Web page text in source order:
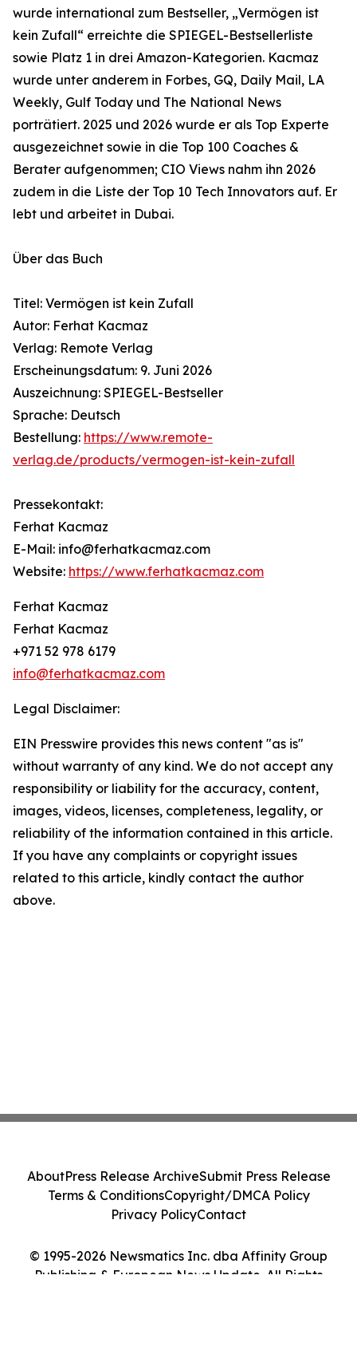
wurde international zum Bestseller, „Vermögen ist
kein Zufall“ erreichte die SPIEGEL-Bestsellerliste
sowie Platz 1 in drei Amazon-Kategorien. Kacmaz
wurde unter anderem in Forbes, GQ, Daily Mail, LA
Weekly, Gulf Today und The National News
porträtiert. 2025 und 2026 wurde er als Top Experte
ausgezeichnet sowie in die Top 100 Coaches &
Berater aufgenommen; CIO Views nahm ihn 2026
zudem in die Liste der Top 10 Tech Innovators auf. Er
lebt und arbeitet in Dubai.
Über das Buch
Titel: Vermögen ist kein Zufall
Autor: Ferhat Kacmaz
Verlag: Remote Verlag
Erscheinungsdatum: 9. Juni 2026
Auszeichnung: SPIEGEL-Bestseller
Sprache: Deutsch
Bestellung: https://www.remote-
verlag.de/products/vermogen-ist-kein-zufall
Pressekontakt:
Ferhat Kacmaz
E-Mail: info@ferhatkacmaz.com
Website: https://www.ferhatkacmaz.com
Ferhat Kacmaz
Ferhat Kacmaz
+971 52 978 6179
info@ferhatkacmaz.com
Legal Disclaimer:
EIN Presswire provides this news content "as is"
without warranty of any kind. We do not accept any
responsibility or liability for the accuracy, content,
images, videos, licenses, completeness, legality, or
reliability of the information contained in this article.
If you have any complaints or copyright issues
related to this article, kindly contact the author
above.
© 1995-2026 Newsmatics Inc. dba Affinity Group
Publishing & European News Update. All Rights
AboutPress Release ArchiveSubmit Press Release
Terms & ConditionsCopyright/DMCA Policy
Privacy PolicyContact